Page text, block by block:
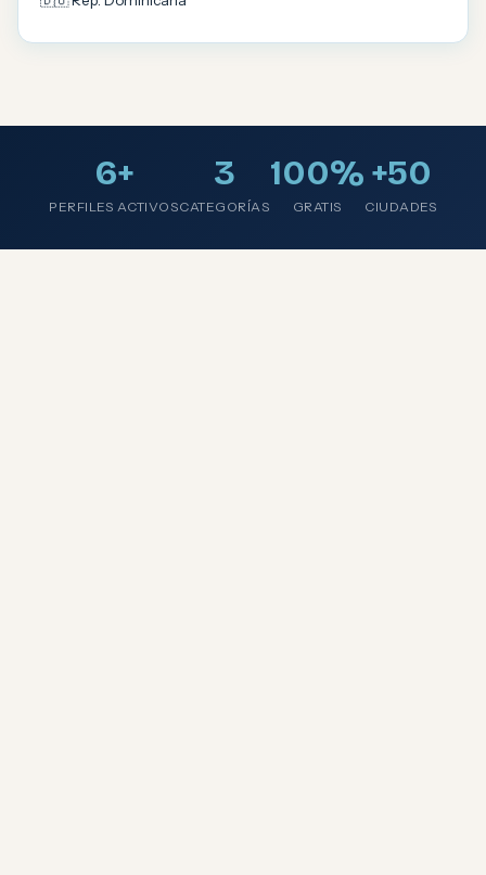
6+
PERFILES ACTIVOS
3
CATEGORÍAS
100%
GRATIS
+50
CIUDADES